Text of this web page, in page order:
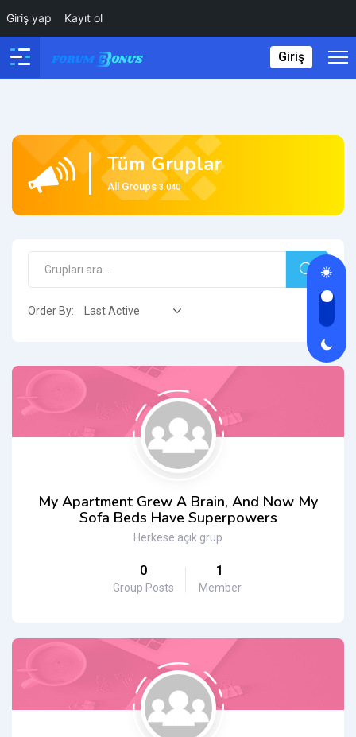
Giriş yap Kayıt ol
Giriş
Tüm Gruplar
All Groups 3.040
Grupları
Search
Order By:
Groups
directory
My Apartment Grew A Brain, And Now My
Sofa Beds Have Superpowers
Herkese açık grup
0
Group Posts
1
Member